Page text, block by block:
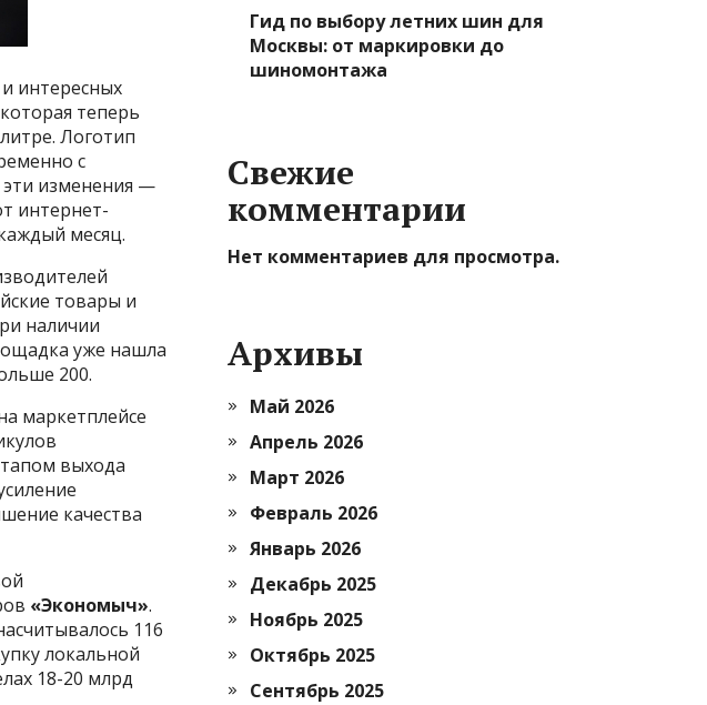
интересных
теперь
Логотип
с
эти изменения —
интернет-
месяц.
товары и
наличии
уже нашла
200.
маркетплейсе
выхода
качества
«Экономыч».
116
локальной
18-20 млрд
Гид по выбору летних шин для
Москвы: от маркировки до
шиномонтажа
Свежие
комментарии
Нет комментариев для просмотра.
Архивы
Май 2026
Апрель 2026
Март 2026
Февраль 2026
Январь 2026
Декабрь 2025
Ноябрь 2025
Октябрь 2025
Сентябрь 2025